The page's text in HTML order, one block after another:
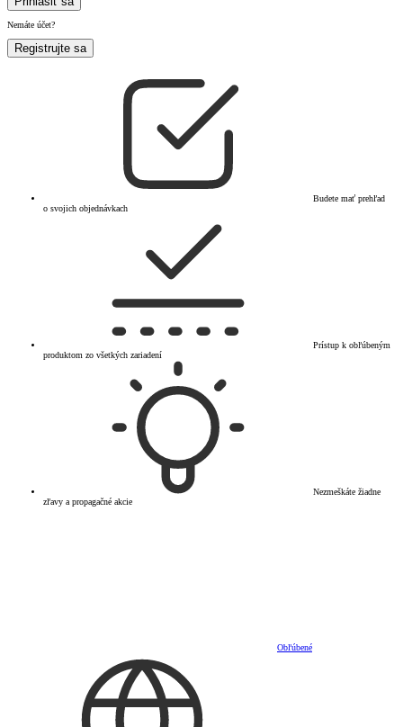
Nemáte účet?
Registrujte sa
Budete mať prehľad
o svojich objednávkach
Prístup k obľúbeným
produktom zo všetkých zariadení
Nezmeškáte žiadne
zľavy a propagačné akcie
Obľúbené